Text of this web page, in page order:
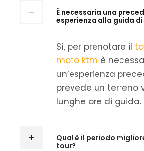
È necessaria una
esperienza alla guida
Sì, per prenotare il
moto ktm è
un’esperienza
prevede un terreno
lunghe ore di guida.
Qual è il periodo
tour?